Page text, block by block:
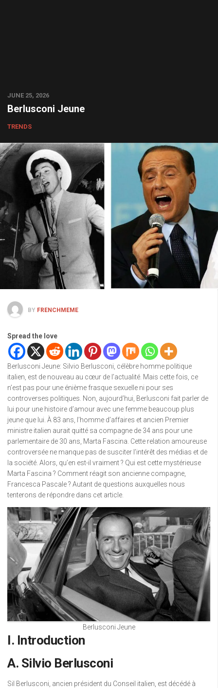
JUNE 25, 2026
Berlusconi Jeune
TRENDS
BY FRENCHMEME
Spread the love
Berlusconi Jeune: Silvio Berlusconi, célèbre homme politique
italien, est de nouveau au cœur de l’actualité. Mais cette fois, ce
n’est pas pour une énième frasque sexuelle ni pour ses
controverses politiques. Non, aujourd’hui, Berlusconi fait parler de
lui pour une histoire d’amour avec une femme beaucoup plus
jeune que lui. À 83 ans, l’homme d’affaires et ancien Premier
ministre italien aurait quitté sa compagne de 34 ans pour une
parlementaire de 30 ans, Marta Fascina. Cette relation amoureuse
controversée ne manque pas de susciter l’intérêt des médias et de
la société. Alors, qu’en est-il vraiment ? Qui est cette mystérieuse
Marta Fascina ? Comment réagit son ancienne compagne,
Francesca Pascale ? Autant de questions auxquelles nous
tenterons de répondre dans cet article.
Berlusconi Jeune
I. Introduction
A. Silvio Berlusconi
Sil Berlusconi, ancien président du Conseil italien, est décédé à